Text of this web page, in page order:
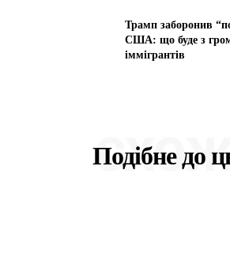
Трамп заборонив
США: що буде з
іммігрантів
Подібне до